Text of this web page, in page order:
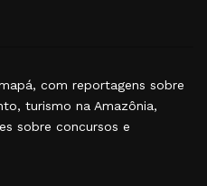
com reportagens sobre
turismo na Amazônia,
sobre concursos e